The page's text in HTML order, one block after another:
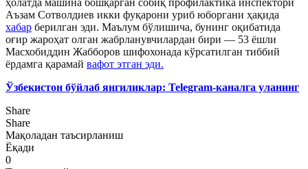
Аъзам Сотволдиев икки фуқарони уриб юборгани ҳақида
хабар берилган эди. Маълум бўлишича, бунинг оқибатида
оғир жароҳат олган жабрланувчилардан бири — 53 ёшли
Масхобиддин Жабборов шифохонада кўрсатилган тиббий
ёрдамга қарамай вафот этган эди.
Ўзбекистон бўйлаб янгиликлар: Telegram-каналга уланинг
Share
Share
Мақоладан таъсирланиш
Ёқади
0